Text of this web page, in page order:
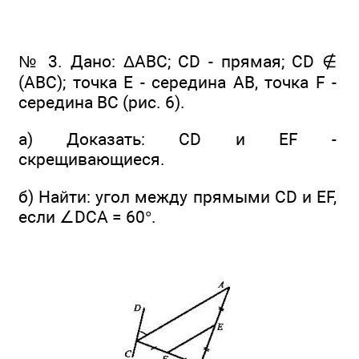
№ 3. Дано: ΔABC; CD - прямая; CD ∉
(ABC); точка Е - середина АВ, точка F -
середина ВС (рис. 6).
а) Доказать: CD и EF -
скрещивающиеся.
б) Найти: угол между прямыми CD и EF,
если ∠DCА = 60°.